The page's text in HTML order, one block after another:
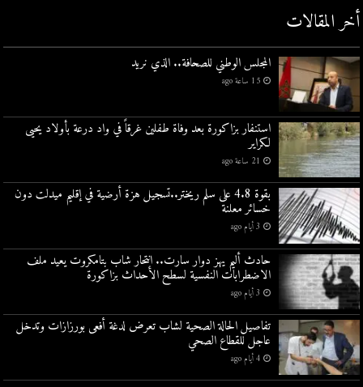
أخر المقالات
المجلس الوطني للصحافة.. الذي نريد
15 ساعة ago
استنفار بزاكورة بعد وفاة طفلين غرقاً في واد درعة بأولاد يحيى
لكراير
21 ساعة ago
بقوة 4.8 على سلم ريختر..تسجيل هزة أرضية في إقليم ميدلت دون
خسائر معلنة
3 أيام ago
حادث أليم يهز دوار سارت.. انتحار شاب بتامكروت يعيد ملف
الاضطرابات النفسية لسطح الأحداث بزاكورة
3 أيام ago
تفاصيل الحالة الصحية لشاب تعرض لدغة أفعى بورزازات وتدخل
عاجل للقطاع الصحي
4 أيام ago